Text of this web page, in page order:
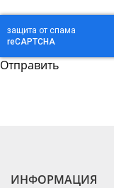
ИНФОРМАЦИЯ